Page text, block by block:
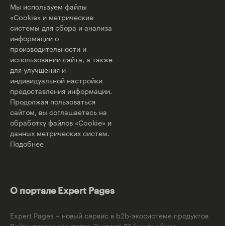
Мы используем файлы
«Cookie» и метрические
системы для сбора и анализа
информации о
производительности и
использовании сайта, а также
для улучшения и
индивидуальной настройки
предоставления информации.
Продолжая пользоваться
сайтом, вы соглашаетесь на
обработку файлов «Cookie» и
данных метрических систем.
Подобнее
О портале Expert Pages
Expert Pages – новый сервис в b2b-экосистеме продуктов